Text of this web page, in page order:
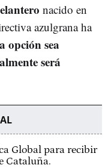
nacido en
azulgrana ha
opción sea
será
Global para recibir
Cataluña.